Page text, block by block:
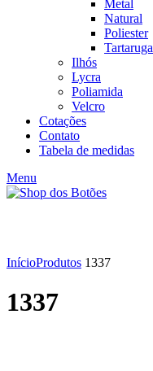
Metal
Natural
Poliester
Tartaruga
Ilhós
Lycra
Poliamida
Velcro
Cotações
Contato
Tabela de medidas
Menu
InícioProdutos 1337
1337